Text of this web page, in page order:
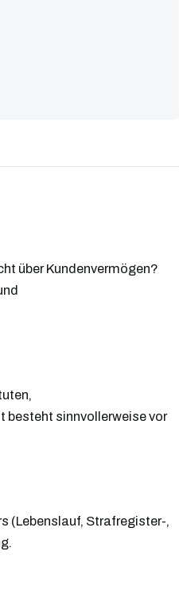
über Kundenvermögen?
besteht sinnvollerweise vor
(Lebenslauf, Strafregister-,